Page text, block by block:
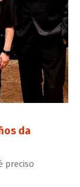
da
preciso